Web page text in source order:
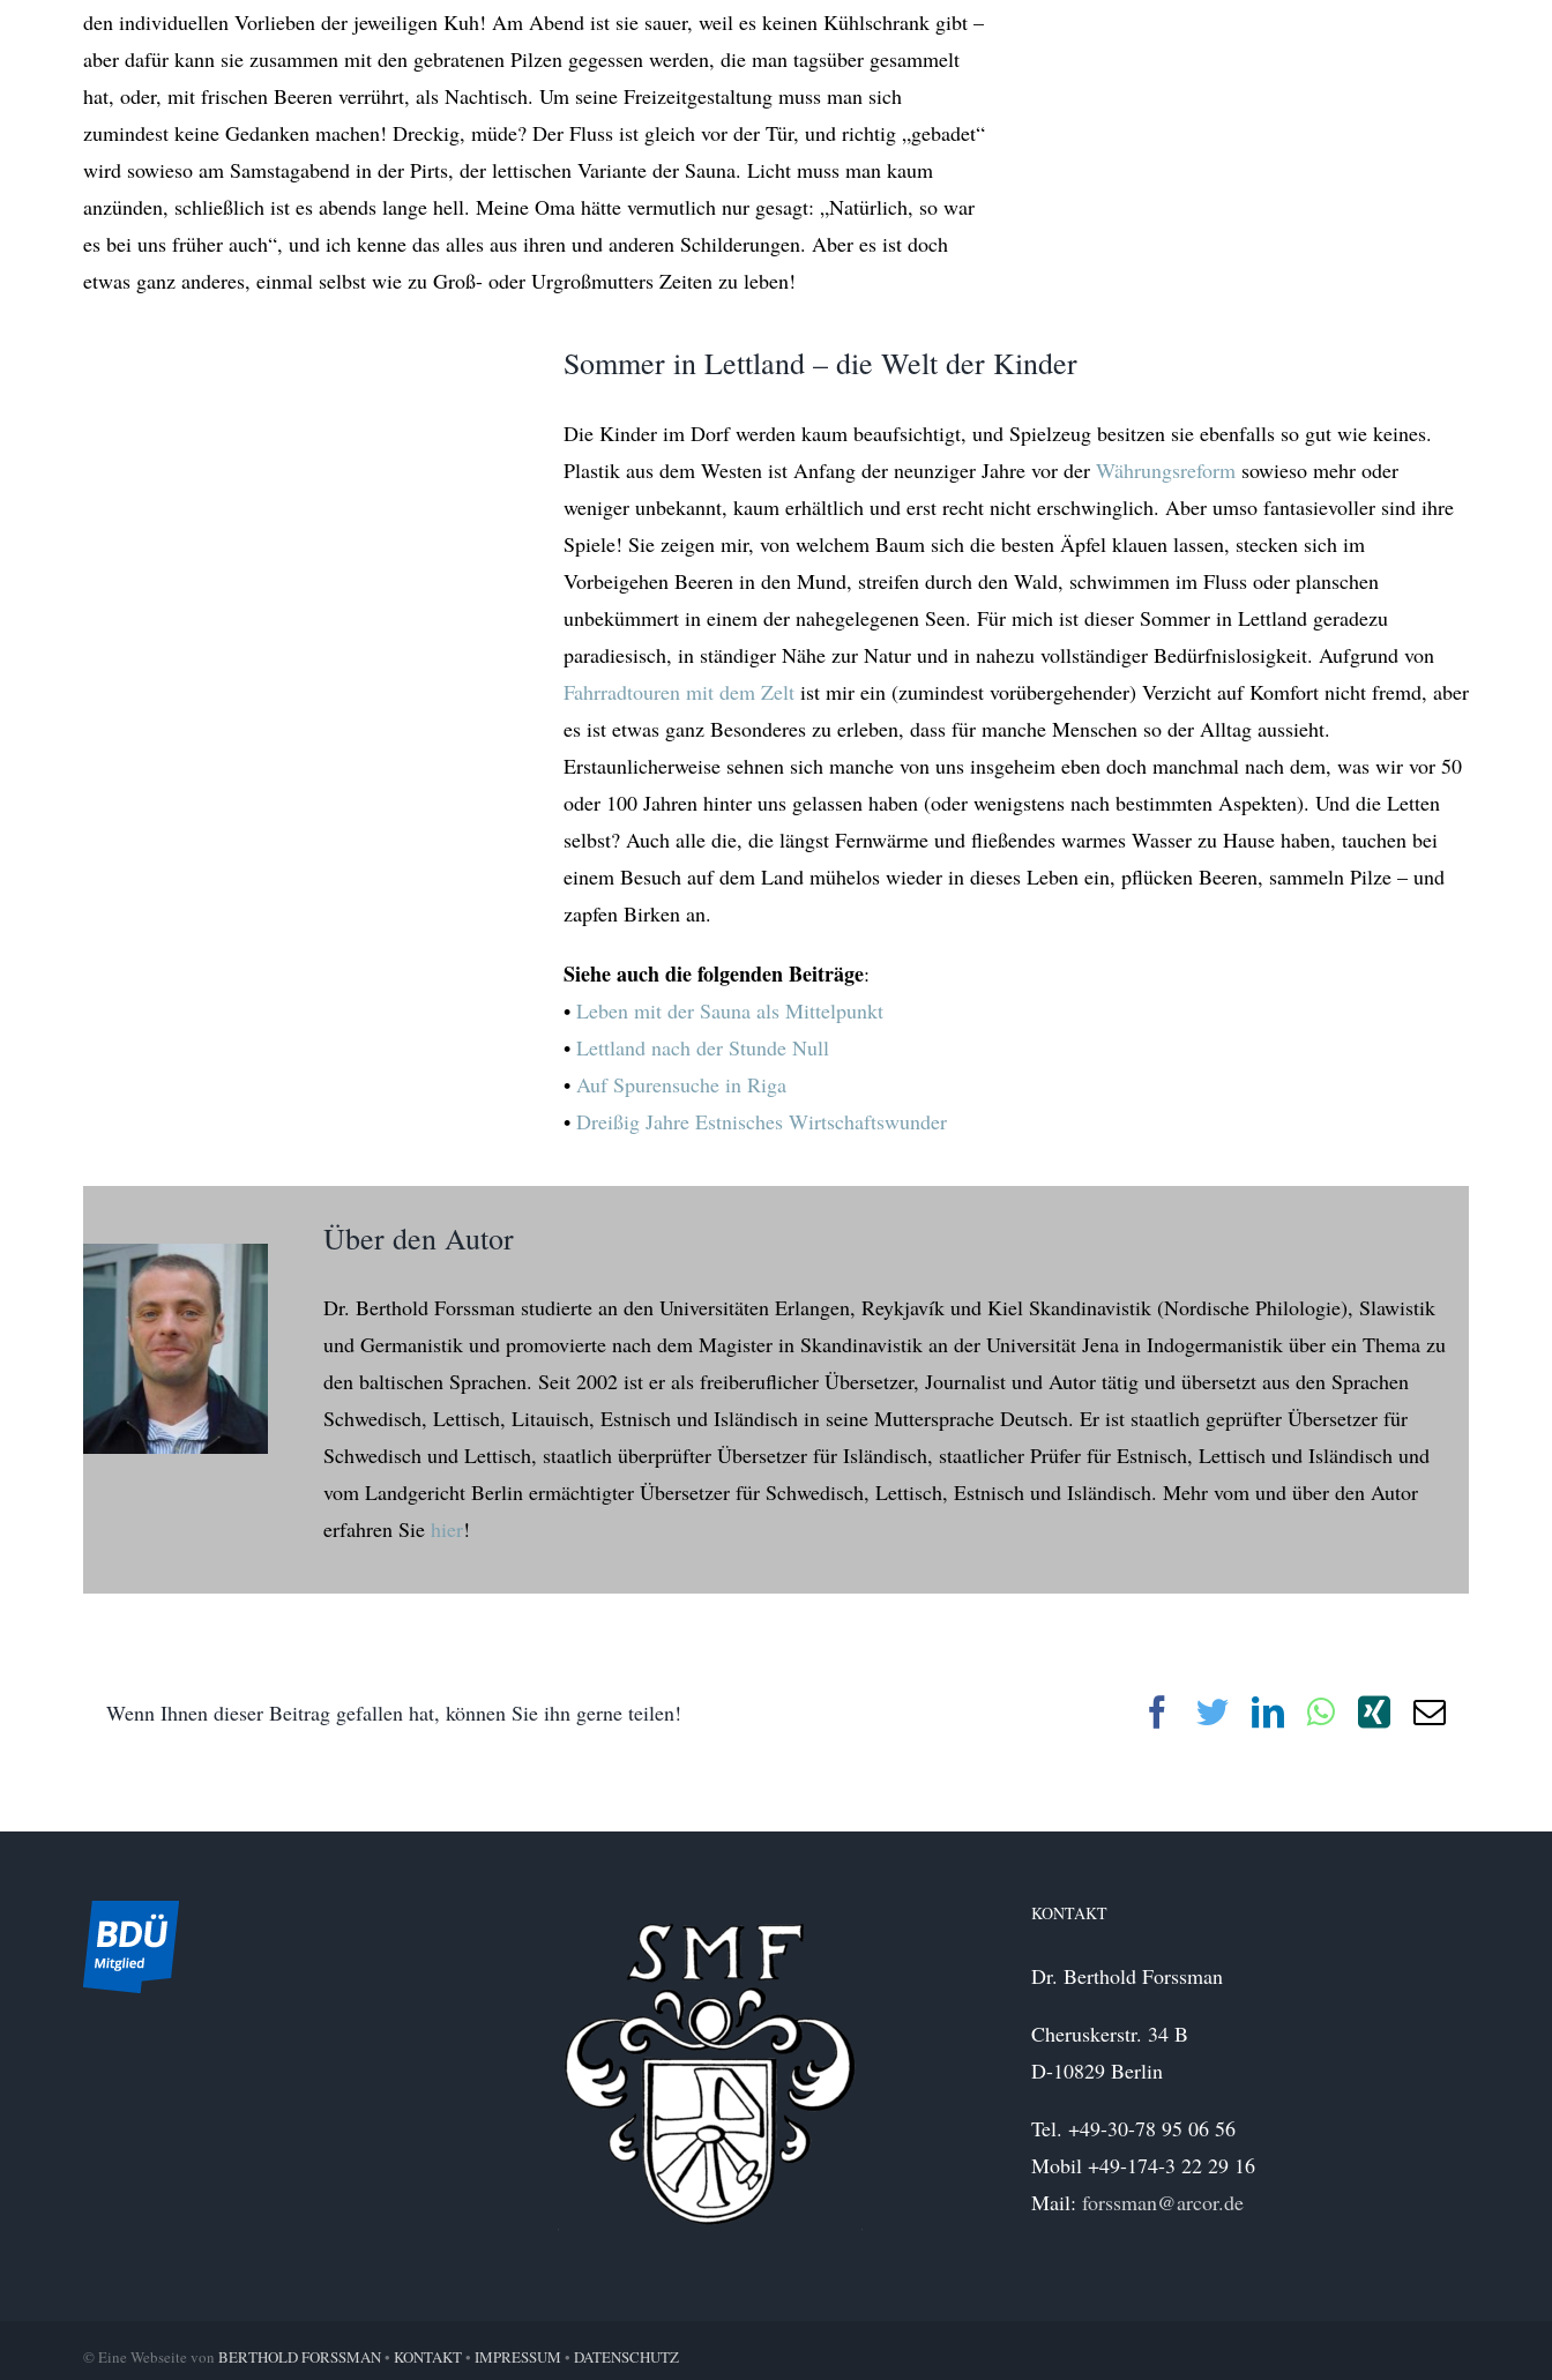
den individuellen Vorlieben der jeweiligen Kuh! Am Abend ist sie sauer, weil es keinen Kühlschrank gibt –
aber dafür kann sie zusammen mit den gebratenen Pilzen gegessen werden, die man tagsüber gesammelt
hat, oder, mit frischen Beeren verrührt, als Nachtisch. Um seine Freizeitgestaltung muss man sich
zumindest keine Gedanken machen! Dreckig, müde? Der Fluss ist gleich vor der Tür, und richtig „gebadet“
wird sowieso am Samstagabend in der Pirts, der lettischen Variante der Sauna. Licht muss man kaum
anzünden, schließlich ist es abends lange hell. Meine Oma hätte vermutlich nur gesagt: „Natürlich, so war
es bei uns früher auch“, und ich kenne das alles aus ihren und anderen Schilderungen. Aber es ist doch
etwas ganz anderes, einmal selbst wie zu Groß- oder Urgroßmutters Zeiten zu leben!
Sommer in Lettland – die Welt der Kinder
Die Kinder im Dorf werden kaum beaufsichtigt, und Spielzeug besitzen sie ebenfalls so gut wie keines.
Plastik aus dem Westen ist Anfang der neunziger Jahre vor der Währungsreform sowieso mehr oder
weniger unbekannt, kaum erhältlich und erst recht nicht erschwinglich. Aber umso fantasievoller sind ihre
Spiele! Sie zeigen mir, von welchem Baum sich die besten Äpfel klauen lassen, stecken sich im
Vorbeigehen Beeren in den Mund, streifen durch den Wald, schwimmen im Fluss oder planschen
unbekümmert in einem der nahegelegenen Seen. Für mich ist dieser Sommer in Lettland geradezu
paradiesisch, in ständiger Nähe zur Natur und in nahezu vollständiger Bedürfnislosigkeit. Aufgrund von
Fahrradtouren mit dem Zeltist mir ein (zumindest vorübergehender) Verzicht auf Komfort nicht fremd, aber
es ist etwas ganz Besonderes zu erleben, dass für manche Menschen so der Alltag aussieht.
Erstaunlicherweise sehnen sich manche von uns insgeheim eben doch manchmal nach dem, was wir vor 50
oder 100 Jahren hinter uns gelassen haben (oder wenigstens nach bestimmten Aspekten). Und die Letten
selbst? Auch alle die, die längst Fernwärme und fließendes warmes Wasser zu Hause haben, tauchen bei
einem Besuch auf dem Land mühelos wieder in dieses Leben ein, pflücken Beeren, sammeln Pilze – und
zapfen Birken an.
Siehe auch die folgenden Beiträge:
• Leben mit der Sauna als Mittelpunkt
• Lettland nach der Stunde Null
• Auf Spurensuche in Riga
• Dreißig Jahre Estnisches Wirtschaftswunder
Über den Autor
Dr. Berthold Forssman studierte an den Universitäten Erlangen, Reykjavík und Kiel Skandinavistik (Nordische Philologie), Slawistik
und Germanistik und promovierte nach dem Magister in Skandinavistik an der Universität Jena in Indogermanistik über ein Thema zu
den baltischen Sprachen. Seit 2002 ist er als freiberuflicher Übersetzer, Journalist und Autor tätig und übersetzt aus den Sprachen
Schwedisch, Lettisch, Litauisch, Estnisch und Isländisch in seine Muttersprache Deutsch. Er ist staatlich geprüfter Übersetzer für
Schwedisch und Lettisch, staatlich überprüfter Übersetzer für Isländisch, staatlicher Prüfer für Estnisch, Lettisch und Isländisch und
vom Landgericht Berlin ermächtigter Übersetzer für Schwedisch, Lettisch, Estnisch und Isländisch. Mehr vom und über den Autor
erfahren Sie hier!
Wenn Ihnen dieser Beitrag gefallen hat, können Sie ihn gerne teilen! Facebook
TwitterLinkedIn
WhatsApp
XingE-
KONTAKT
Dr. Berthold Forssman
Cheruskerstr. 34 B
D-10829 Berlin
Tel. +49-30-78 95 06 56
Mobil +49-174-3 22 29 16
Mail:forssman@arcor.de
© Eine Webseite von BERTHOLD FORSSMAN• KONTAKT• IMPRESSUM • DATENSCHUTZ